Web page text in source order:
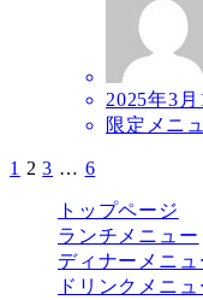
2025年3月
限定メニ
投
1 2 3 … 6
トップページ
ランチメニュー
ディナーメニュ
ドリンクメニュ